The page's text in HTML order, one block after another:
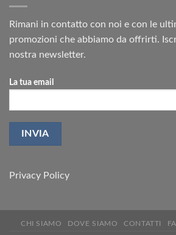
Rimani in contatto con noi e con le
promozioni che abbiamo da offrirti.
nostra newsletter.
La tua email
Privacy Policy
CHI SIAMO DOVE SIAMO CONTATTI